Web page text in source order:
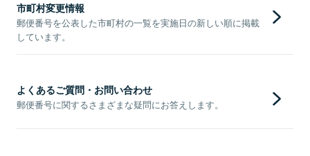
市町村変更情報
郵便番号を公表した市町村の一覧を実施日の新しい順に掲載
しています。
よくあるご質問・お問い合わせ
郵便番号に関するさまざまな疑問にお答えします。